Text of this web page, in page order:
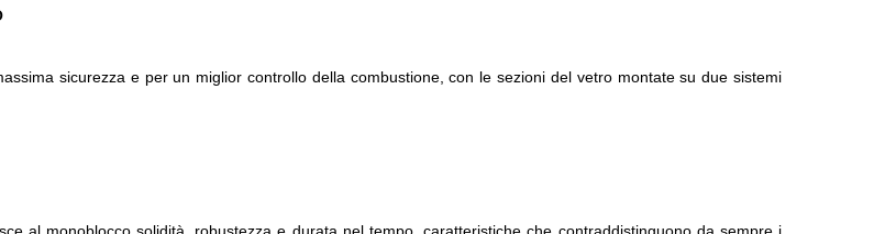
sicurezza e per un miglior controllo della combustione, con le sezioni del vetro montate su due sistemi